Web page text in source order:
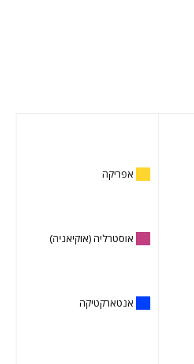
אפריקה
אוסטרליה (אוקיאניה)
אנטארקטיקה